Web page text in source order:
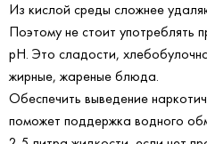
Из кислой среды сложнее
Поэтому не стоит употреблять
pH. Это сладости,
жирные, жареные блюда.
Обеспечить выведение
поможет поддержка водного